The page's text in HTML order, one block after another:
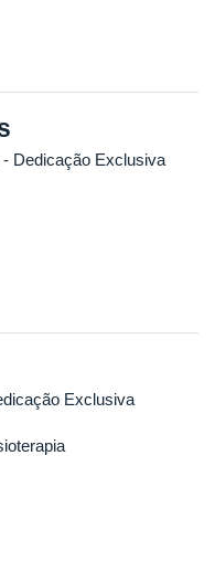
- Dedicação Exclusiva
Exclusiva